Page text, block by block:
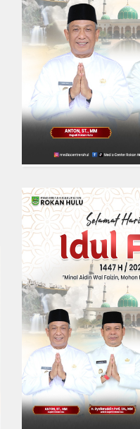
Polres
Riau